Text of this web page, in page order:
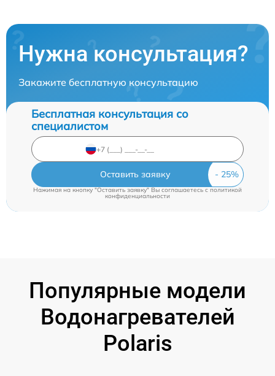
Нужна консультация?
Закажите бесплатную консультацию
Бесплатная консультация со
специалистом
Оставить заявку
Нажимая на кнопку "Оставить заявку" Вы соглашаетесь cполитикой
конфиденциальности
Популярные модели
Водонагревателей
Polaris